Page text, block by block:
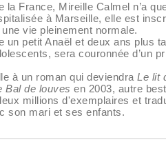
la France, Mireille Calmel n’a
à Marseille, elle est
vie pleinement normale.
un petit Anaël et deux ans plus
sera couronnée
à un roman qui deviendra Le lit
Bal de louves en 2003, autre
millions d'exemplaires et
son mari et ses enfants.